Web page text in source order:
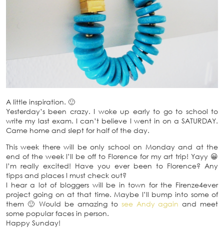
A little inspiration. 🙂
Yesterday’s been crazy. I woke up early to go to school to
write my last exam. I can’t believe I went in on a SATURDAY.
Came home and slept for half of the day.
This week there will be only school on Monday and at the
end of the week I’ll be off to Florence for my art trip! Yayy 😀
I’m really excited! Have you ever been to Florence? Any
tipps and places I must check out?
I hear a lot of bloggers will be in town for the Firenze4ever
project going on at that time. Maybe I’ll bump into some of
them 🙂 Would be amazing to see Andy again and meet
some popular faces in person.
Happy Sunday!